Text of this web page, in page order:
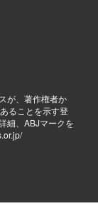
が、著作権者か
ることを示す登
細、ABJマークを